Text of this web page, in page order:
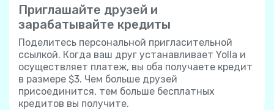
Приглашайте друзей и
зарабатывайте кредиты
Поделитесь персональной пригласительной
ссылкой. Когда ваш друг устанавливает Yolla и
осуществляет платеж, вы оба получаете кредит
в размере $3. Чем больше друзей
присоединится, тем больше бесплатных
кредитов вы получите.